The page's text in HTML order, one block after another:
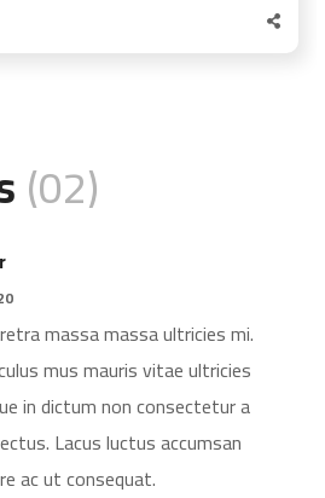
(02)
massa massa ultricies mi.
mus mauris vitae ultricies
in dictum non consectetur a
Lacus luctus accumsan
ac ut consequat.